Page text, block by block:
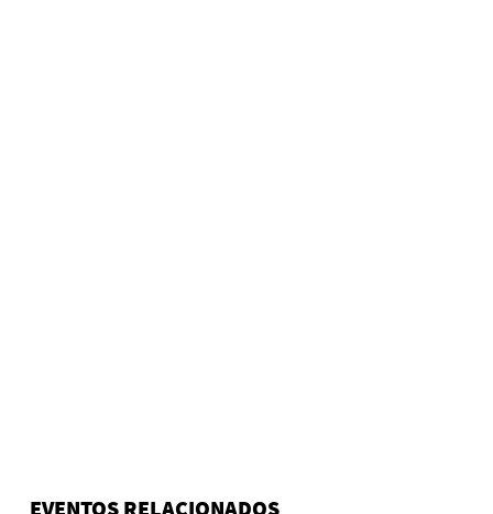
EVENTOS RELACIONADOS